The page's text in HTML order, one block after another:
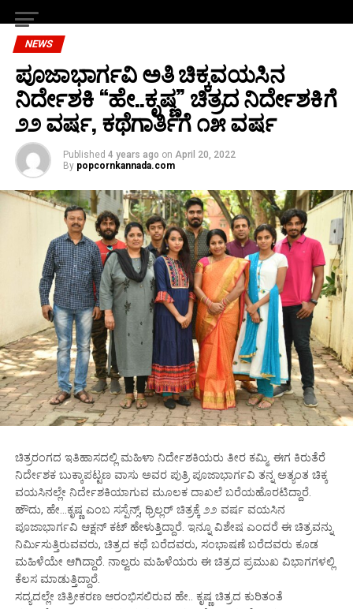
NEWS
ಪೂಜಾಭಾರ್ಗವಿ ಅತಿ ಚಿಕ್ಕವಯಸಿನ‌
ನಿರ್ದೇಶಕಿ “ಹೇ..ಕೃಷ್ಣ” ಚಿತ್ರದ ನಿರ್ದೇಶಕಿಗೆ
೨೨ ವರ್ಷ, ಕಥೆಗಾರ್ತಿಗೆ ೧೫ ವರ್ಷ
Published 4 years ago on April 20, 2022
By popcornkannada.com
ಚಿತ್ರರಂಗದ ಇತಿಹಾಸದಲ್ಲಿ ಮಹಿಳಾ ನಿರ್ದೇಶಕಿಯರು ತೀರ ಕಮ್ಮಿ. ಈಗ ಕಿರುತೆರೆ
ನಿರ್ದೇಶಕ ಬುಕ್ಕಾಪಟ್ಟಣ ವಾಸು ಅವರ ಪುತ್ರಿ ಪೂಜಾಭಾರ್ಗವಿ ತನ್ನ ಅತ್ಯಂತ ಚಿಕ್ಕ
ವಯಸಿನಲ್ಲೇ ನಿರ್ದೇಶಕಿಯಾಗುವ ಮೂಲಕ ದಾಖಲೆ ಬರೆಯಹೊರಟಿದ್ದಾರೆ.
ಹೌದು, ಹೇ…ಕೃಷ್ಣ ಎಂಬ ಸಸ್ಪೆನ್ಸ್, ಥ್ರಿಲ್ಲರ್ ಚಿತ್ರಕ್ಕೆ ೨೨ ವರ್ಷ ವಯಸಿನ
ಪೂಜಾಭಾರ್ಗವಿ ಆಕ್ಷನ್ ಕಟ್ ಹೇಳುತ್ತಿದ್ದಾರೆ. ಇನ್ನೂ ವಿಶೇಷ ಎಂದರೆ ಈ ಚಿತ್ರವನ್ನು
ನಿರ್ಮಿಸುತ್ತಿರುವವರು, ಚಿತ್ರದ ಕಥೆ ಬರೆದವರು, ಸಂಭಾಷಣೆ ಬರೆದವರು ಕೂಡ
ಮಹಿಳೆಯೇ ಆಗಿದ್ದಾರೆ. ನಾಲ್ವರು ಮಹಿಳೆಯರು ಈ ಚಿತ್ರದ ಪ್ರಮುಖ ವಿಭಾಗಗಳಲ್ಲಿ
ಕೆಲಸ ಮಾಡುತ್ತಿದ್ದಾರೆ.
ಸದ್ಯದಲ್ಲೇ ಚಿತ್ರೀಕರಣ ಆರಂಭಿಸಲಿರುವ ಹೇ.. ಕೃಷ್ಣ ಚಿತ್ರದ ಕುರಿತಂತೆ